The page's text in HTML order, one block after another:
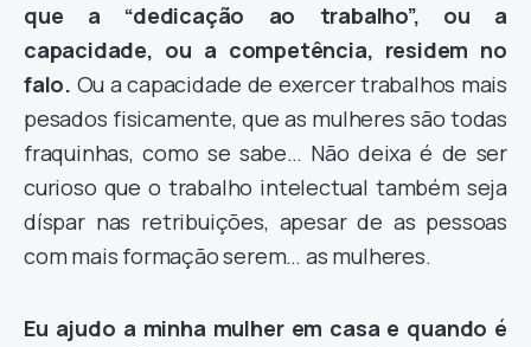
que a “dedicação ao trabalho”, ou a
capacidade, ou a competência, residem no
falo. Ou a capacidade de exercer trabalhos mais
pesados fisicamente, que as mulheres são todas
fraquinhas, como se sabe… Não deixa é de ser
curioso que o trabalho intelectual também seja
díspar nas retribuições, apesar de as pessoas
com mais formação serem… as mulheres.
Eu ajudo a minha mulher em casa e quando é